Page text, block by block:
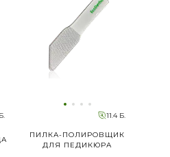
11.4 Б.
ПИЛКА-ПОЛИРОВЩИК
ДЛЯ ПЕДИКЮРА